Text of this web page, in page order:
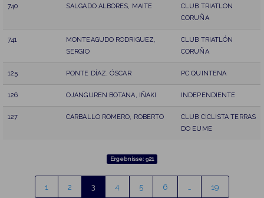
740 SALGADO ALBORES, MAITE
CLUB TRIATLON
CORUÑA
741
MONTEAGUDO RODRIGUEZ,
SERGIO
CLUB TRIATLÓN
CORUÑA
125 PONTE DÍAZ, ÓSCAR PC QUINTENA
126 OJANGUREN BOTANA, IÑAKI INDEPENDIENTE
127 CARBALLO ROMERO, ROBERTO
CLUB CICLISTA TERRAS
DO EUME
Ergebnisse: 921
1 2 3 4 5 6 19